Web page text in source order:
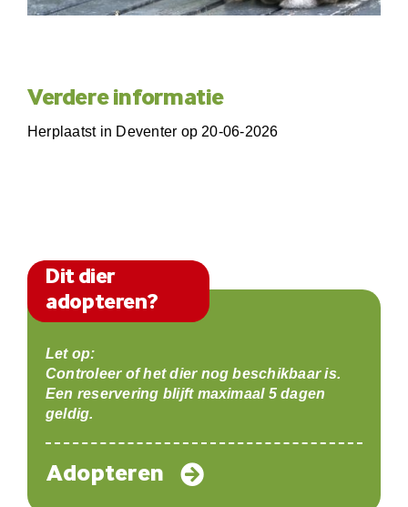
Verdere informatie
Herplaatst in Deventer op 20-06-2026
Dit dier
adopteren?
Let op:
Controleer of het dier nog beschikbaar is.
Een reservering blijft maximaal 5 dagen
geldig.
Adopteren